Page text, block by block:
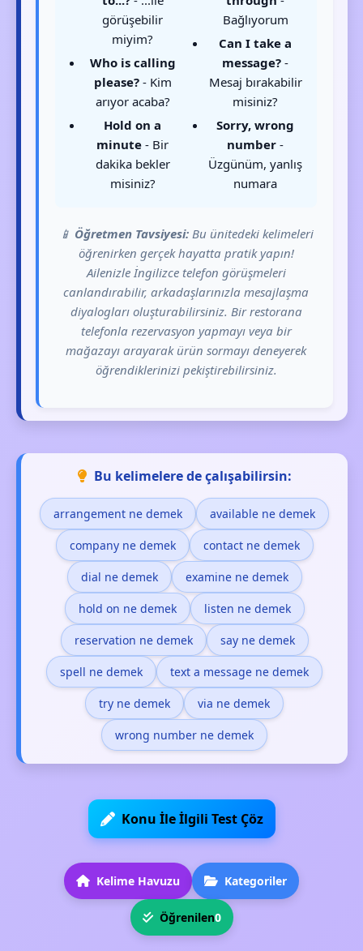
görüşebilir
miyim?
Who is calling
please?- Kim
arıyor acaba?
Hold on a
minute - Bir
dakika bekler
misiniz?
Bağlıyorum
Can I take a
message? -
Mesaj bırakabilir
misiniz?
Sorry, wrong
number -
Üzgünüm, yanlış
numara
📱 Öğretmen Tavsiyesi:Bu ünitedeki kelimeleri
öğrenirken gerçek hayatta pratik yapın!
Ailenizle İngilizce telefon görüşmeleri
canlandırabilir, arkadaşlarınızla mesajlaşma
diyalogları oluşturabilirsiniz. Bir restorana
telefonla rezervasyon yapmayı veya bir
mağazayı arayarak ürün sormayı deneyerek
öğrendiklerinizi pekiştirebilirsiniz.
Bu kelimelere de çalışabilirsin:
arrangement ne demek available ne demek
company ne demek contact ne demek
dial ne demek examine ne demek
hold on ne demek listen ne demek
reservation ne demek say ne demek
spell ne demek text a message ne demek
try ne demek via ne demek
wrong number ne demek
Konu İle İlgili Test Çöz
Kelime Havuzu Kategoriler
Öğrenilen0